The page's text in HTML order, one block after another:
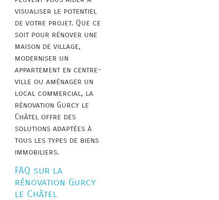
visualiser le potentiel
de votre projet. Que ce
soit pour rénover une
maison de village,
moderniser un
appartement en centre-
ville ou aménager un
local commercial, la
rénovation Gurcy le
Châtel offre des
solutions adaptées à
tous les types de biens
immobiliers.
FAQ sur la
rénovation Gurcy
le Châtel